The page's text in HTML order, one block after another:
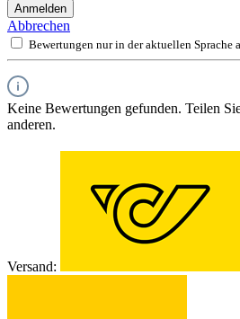
Anmelden
Abbrechen
Bewertungen nur in der aktuellen Sprache
Keine Bewertungen gefunden. Teilen
anderen.
Versand: